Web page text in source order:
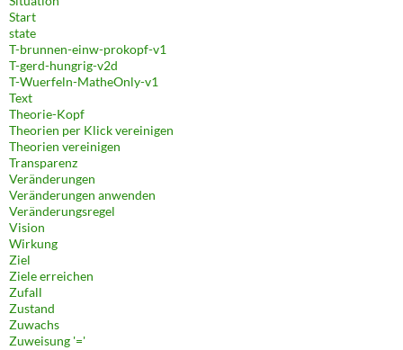
Start
state
T-brunnen-einw-prokopf-v1
T-gerd-hungrig-v2d
T-Wuerfeln-MatheOnly-v1
Text
Theorie-Kopf
Theorien per Klick vereinigen
Theorien vereinigen
Transparenz
Veränderungen
Veränderungen anwenden
Veränderungsregel
Vision
Wirkung
Ziel
Ziele erreichen
Zufall
Zustand
Zuwachs
Zuweisung '='